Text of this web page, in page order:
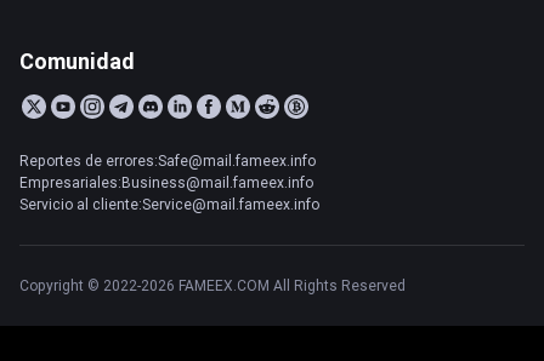
Comunidad
Reportes de errores:Safe@mail.fameex.info
Empresariales:Business@mail.fameex.info
Servicio al cliente:Service@mail.fameex.info
Copyright © 2022-2026 FAMEEX.COM All Rights Reserved